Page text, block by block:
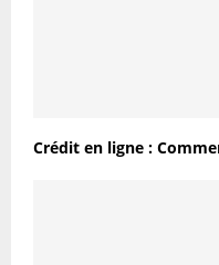
Crédit en ligne :